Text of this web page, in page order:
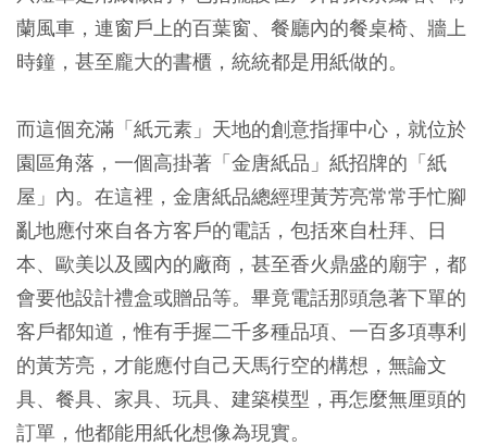
蘭風車，連窗戶上的百葉窗、餐廳內的餐桌椅、牆上
時鐘，甚至龐大的書櫃，統統都是用紙做的。
而這個充滿「紙元素」天地的創意指揮中心，就位於
園區角落，一個高掛著「金唐紙品」紙招牌的「紙
屋」內。在這裡，金唐紙品總經理黃芳亮常常手忙腳
亂地應付來自各方客戶的電話，包括來自杜拜、日
本、歐美以及國內的廠商，甚至香火鼎盛的廟宇，都
會要他設計禮盒或贈品等。畢竟電話那頭急著下單的
客戶都知道，惟有手握二千多種品項、一百多項專利
的黃芳亮，才能應付自己天馬行空的構想，無論文
具、餐具、家具、玩具、建築模型，再怎麼無厘頭的
訂單，他都能用紙化想像為現實。